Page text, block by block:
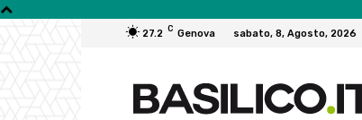
27.2 C Genova sabato, 8, Agosto, 2026